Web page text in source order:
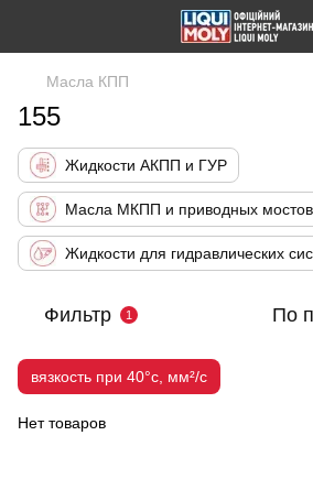
Масла КПП
155
Жидкости АКПП и ГУР
Масла МКПП и приводных мостов
Жидкости для гидравлических
Фильтр 1 По
вязкость при 40°c, мм²/с
Нет товаров